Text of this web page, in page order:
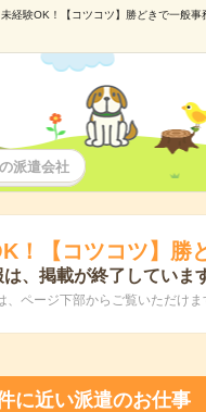
経験OK！【コツコツ】勝どきで一般
派遣会社
！【コツコツ】勝
、掲載が終了していま
ページ下部からご覧いただけま
に近い派遣のお仕事